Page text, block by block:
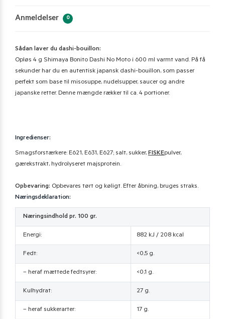
Anmeldelser 0
Sådan laver du dashi-bouillon:
Opløs 4 g Shimaya Bonito Dashi No Moto i 600 ml varmt vand. På få
sekunder har du en autentisk japansk dashi-bouillon, som passer
perfekt som base til misosuppe, nudelsupper, saucer og andre
japanske retter. Denne mængde rækker til ca. 4 portioner.
Ingredienser:
Smagsforstærkere: E621, E631, E627; salt, sukker, FISKEpulver,
gærekstrakt, hydrolyseret majsprotein.
Opbevaring: Opbevares tørt og køligt. Efter åbning, bruges straks.
Næringsdeklaration:
Næringsindhold pr. 100 gr.
Energi: 882 kJ / 208 kcal
Fedt: <0,5 g.
– heraf mættede fedtsyrer: <0,1 g.
Kulhydrat: 27 g.
– heraf sukkerarter: 17 g.